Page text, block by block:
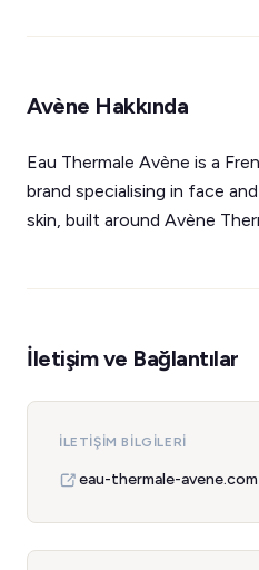
Avène Hakkında
Eau Thermale Avène is a
brand specialising in face
skin, built around Avène
İletişim ve Bağlantılar
İLETIŞIM BILGILERI
eau-thermale-avene.com